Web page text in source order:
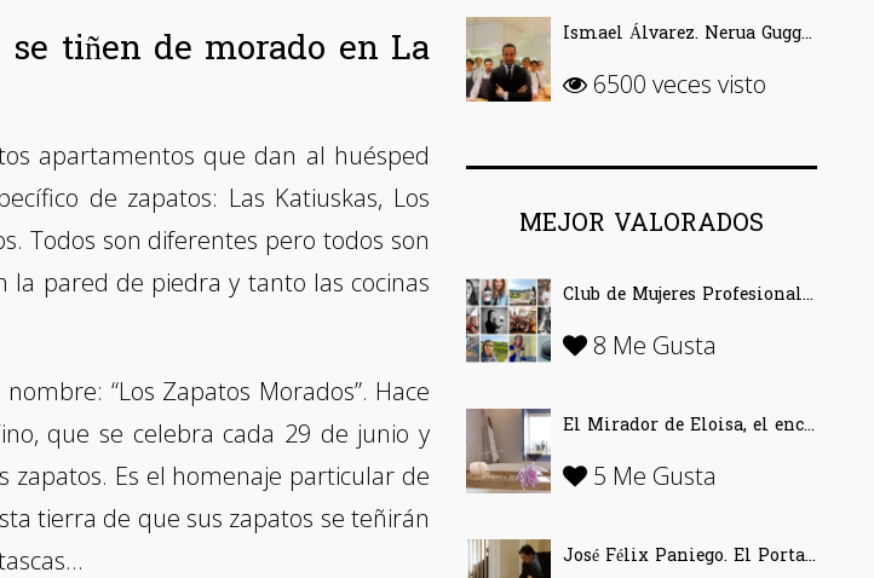
tiñen de morado en La
apartamentos que dan al huésped
de zapatos: Las Katiuskas, Los
Todos son diferentes pero todos son
la pared de piedra y tanto las cocinas
“Los Zapatos Morados”. Hace
que se celebra cada 29 de junio y
zapatos. Es el homenaje particular de
tierra de que sus zapatos se teñirán
Ismael Álvarez. Nerua Guggenheim Bilbao. «Busco el equilibrio»
6500 veces visto
MEJOR VALORADOS
Club de Mujeres Profesionales del Vino (CMPV)
8 Me Gusta
El Mirador de Eloisa, el encanto de una casa labriega en Rodezno-La Rioja
5 Me Gusta
José Félix Paniego. El Portal del Echaurren. «Ofrecer Vino desde la emoción»